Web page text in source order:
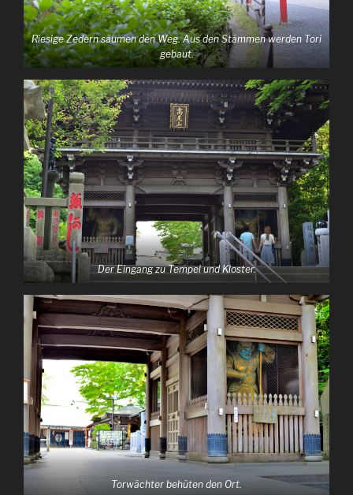
Riesige Zedern säumen den Weg. Aus den Stämmen werden Tori
gebaut.
Der Eingang zu Tempel und Kloster.
Torwächter behüten den Ort.